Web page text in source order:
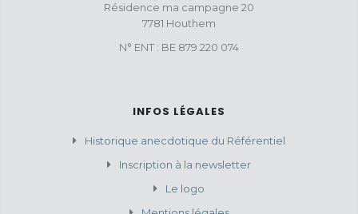
Résidence ma campagne 20
7781 Houthem
N° ENT : BE 879 220 074
INFOS LÉGALES
Historique anecdotique du Référentiel
Inscription à la newsletter
Le logo